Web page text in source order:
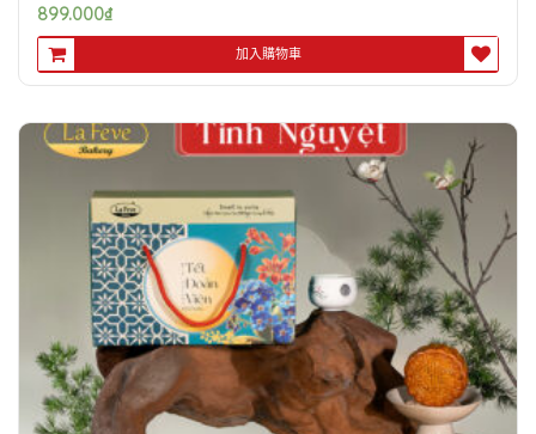
899.000₫
加入購物車